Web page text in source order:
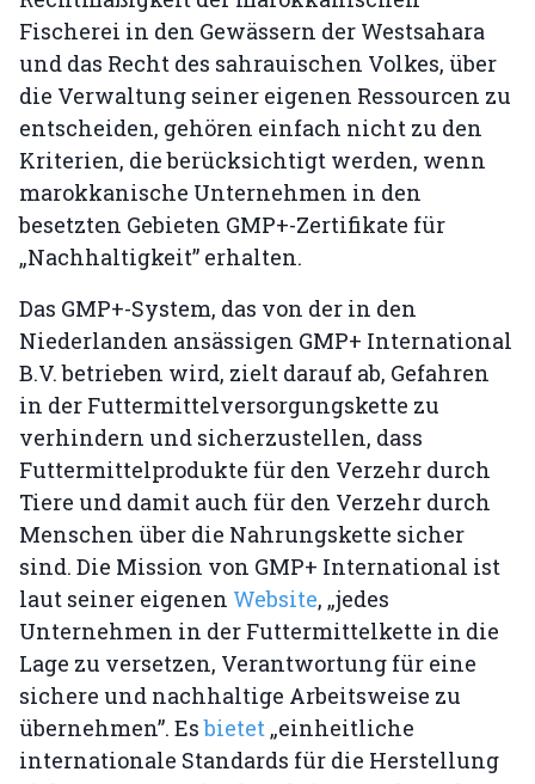
Fischerei in den Gewässern der Westsahara
und das Recht des sahrauischen Volkes, über
die Verwaltung seiner eigenen Ressourcen zu
entscheiden, gehören einfach nicht zu den
Kriterien, die berücksichtigt werden, wenn
marokkanische Unternehmen in den
besetzten Gebieten GMP+-Zertifikate für
„Nachhaltigkeit” erhalten.
Das GMP+-System, das von der in den
Niederlanden ansässigen GMP+ International
B.V. betrieben wird, zielt darauf ab, Gefahren
in der Futtermittelversorgungskette zu
verhindern und sicherzustellen, dass
Futtermittelprodukte für den Verzehr durch
Tiere und damit auch für den Verzehr durch
Menschen über die Nahrungskette sicher
sind. Die Mission von GMP+ International ist
laut seiner eigenen Website, „jedes
Unternehmen in der Futtermittelkette in die
Lage zu versetzen, Verantwortung für eine
sichere und nachhaltige Arbeitsweise zu
übernehmen”. Esbietet „einheitliche
internationale Standards für die Herstellung